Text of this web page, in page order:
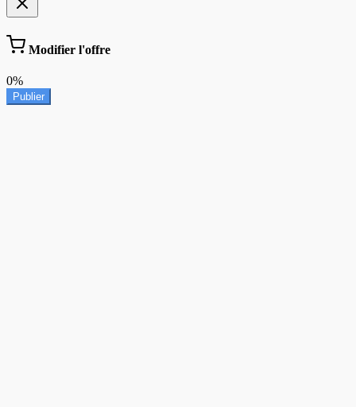
Modifier l'offre
0%
Publier